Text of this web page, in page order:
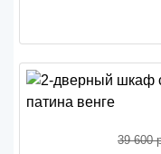
39 600